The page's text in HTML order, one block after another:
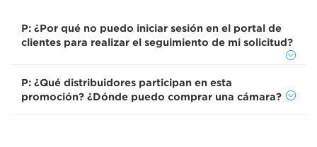
P: ¿Por qué no puedo iniciar sesión en el portal de
clientes para realizar el seguimiento de mi solicitud?
P: ¿Qué distribuidores participan en esta
promoción? ¿Dónde puedo comprar una cámara?